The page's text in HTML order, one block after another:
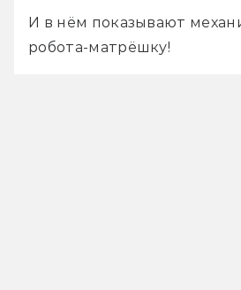
И в нём показывают
робота-матрёшку!